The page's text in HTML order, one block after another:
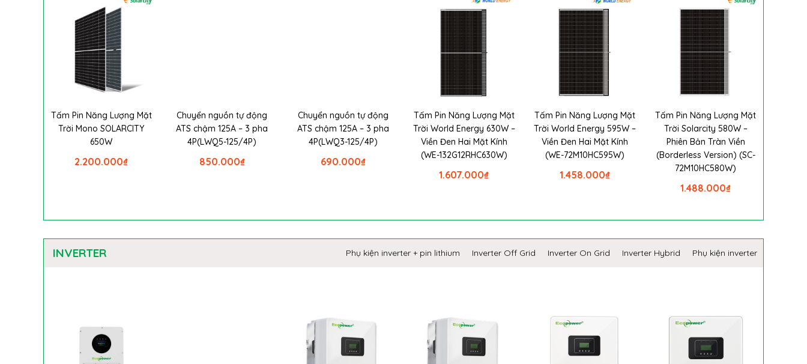
Tấm Pin Năng Lượng Mặt
Trời Mono SOLARCITY
650W
₫
2.200.000
Chuyển nguồn tự động
ATS chậm 125A – 3 pha
4P(LWQ5-125/4P)
₫
850.000
Chuyển nguồn tự động
ATS chậm 125A – 3 pha
4P(LWQ3-125/4P)
₫
690.000
Tấm Pin Năng Lượng Mặt
Trời World Energy 630W –
Viền Đen Hai Mặt Kính
(WE-132G12RHC630W)
₫
1.607.000
Tấm Pin Năng Lượng Mặt
Trời World Energy 595W –
Viền Đen Hai Mặt Kính
(WE-72M10HC595W)
₫
1.458.000
Tấm Pin Năng Lượng Mặt
Trời Solarcity 580W –
Phiên Bản Tràn Viền
(Borderless Version) (SC-
72M10HC580W)
₫
1.488.000
INVERTER Phụ kiện inverter + pin lithium Inverter Off Grid Inverter On Grid Inverter Hybrid Phụ kiện inverter